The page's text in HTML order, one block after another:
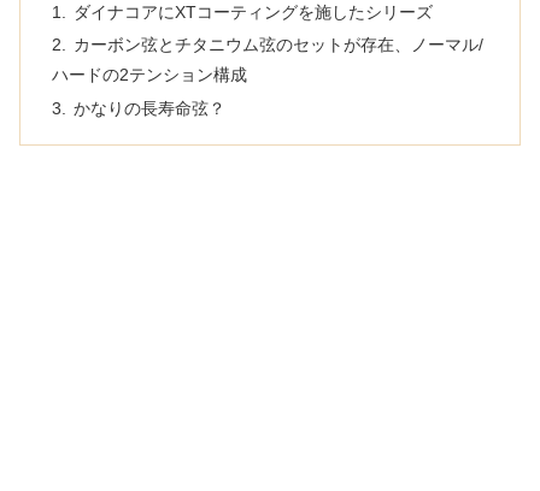
ダイナコアにXTコーティングを施したシリーズ
カーボン弦とチタニウム弦のセットが存在、ノーマル/
ハードの2テンション構成
かなりの長寿命弦？